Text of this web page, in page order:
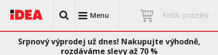
Menu Košík: prázdný
Srpnový výprodej už dnes! Nakupujte výhodně,
rozdáváme slevy až 70 %